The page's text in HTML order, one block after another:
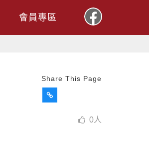
會員專區
Share This Page
0人